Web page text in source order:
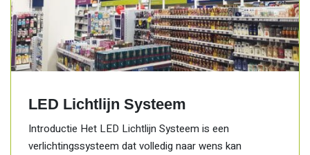
LED Lichtlijn Systeem
Introductie Het LED Lichtlijn Systeem is een
verlichtingssysteem dat volledig naar wens kan